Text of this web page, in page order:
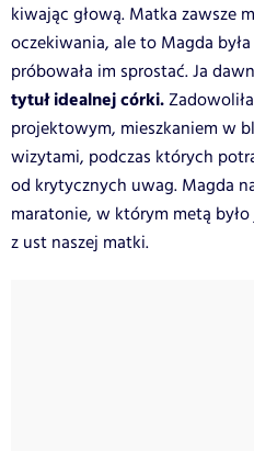
kiwając głową. Matka zawsze
oczekiwania, ale to Magda
próbowała im sprostać. Ja
tytuł idealnej córki.
projektowym, mieszkaniem w
wizytami, podczas których
od krytycznych uwag. Magda
maratonie, w którym metą
z ust naszej matki.